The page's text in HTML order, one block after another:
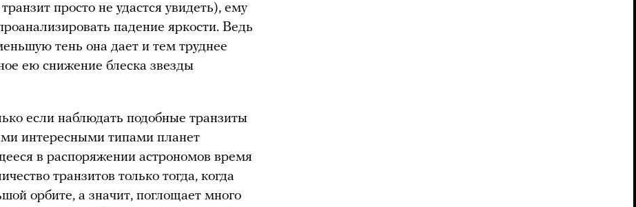
просто не удастся увидеть), ему
падение яркости. Ведь
тень она дает и тем труднее
ею снижение блеска звезды
если наблюдать подобные транзиты
интересными типами планет
в распоряжении астрономов время
транзитов только тогда, когда
орбите, а значит, поглощает много